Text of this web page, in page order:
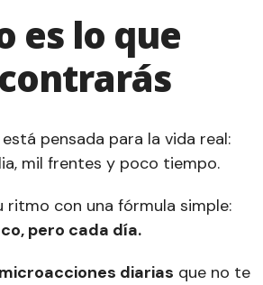
es lo que
pensada para la vida real:
mil frentes y poco tiempo.
ritmo con una fórmula simple:
pero cada día.
microacciones diarias que no te